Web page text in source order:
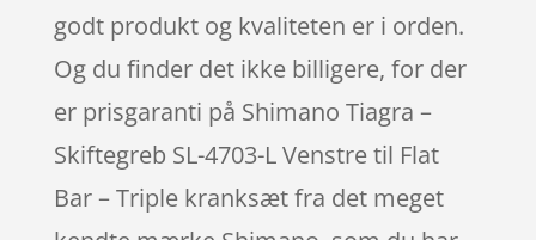
godt produkt og kvaliteten er i orden.
Og du finder det ikke billigere, for der
er prisgaranti på Shimano Tiagra –
Skiftegreb SL-4703-L Venstre til Flat
Bar – Triple kranksæt fra det meget